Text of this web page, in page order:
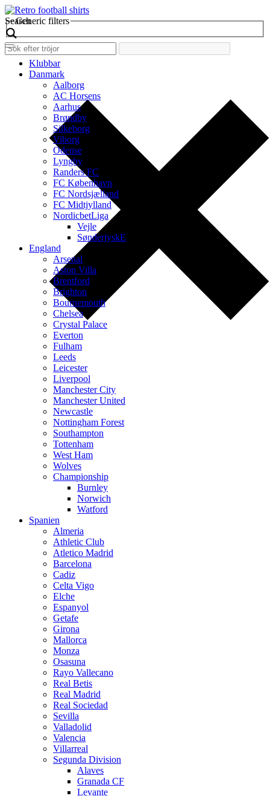
Search
Generic filters
Klubbar
Danmark
Aalborg
AC Horsens
Aarhus
Brøndby
Silkeborg
Viborg
Odense
Lyngby
Randers FC
FC København
FC Nordsjælland
FC Midtjylland
NordicbetLiga
Vejle
SønderjyskE
England
Arsenal
Aston Villa
Brentford
Brighton
Bournemouth
Chelsea
Crystal Palace
Everton
Fulham
Leeds
Leicester
Liverpool
Manchester City
Manchester United
Newcastle
Nottingham Forest
Southampton
Tottenham
West Ham
Wolves
Championship
Burnley
Norwich
Watford
Spanien
Almeria
Athletic Club
Atletico Madrid
Barcelona
Cadiz
Celta Vigo
Elche
Espanyol
Getafe
Girona
Mallorca
Monza
Osasuna
Rayo Vallecano
Real Betis
Real Madrid
Real Sociedad
Sevilla
Valladolid
Valencia
Villarreal
Segunda Division
Alaves
Granada CF
Levante